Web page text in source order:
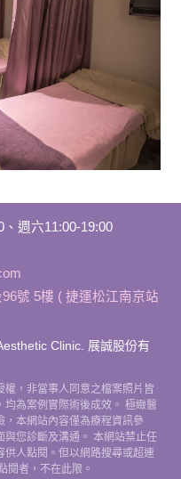
週六11:00-19:00
號 5樓 ( 捷運松江南京站
Clinic. 展誠股份有
，非當事人同意之檔案照片皆
均為案例實際術後成效。 極緻醫
，本網站內容僅為療程資訊參
與您診斷及溝通。 本網站禁止任
人點閱。但以網路搜尋或超連
閱者，不在此限。